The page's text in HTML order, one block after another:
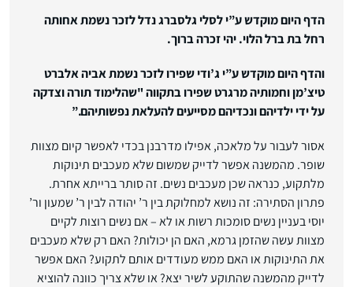
הדף היום מוקדש ע”י לסלי גלסברג נדל לזכר נשמת אחותה
רחל בת ברל הלוי. יהי זכרה ברוך.
והדף היום מוקדש ע”י ג’ודי שפירו לזכר נשמת אביה אלברט
טיצ’מן וחמותיה מרגרט שפירו בתקווה "שהלימוד תורה וצדקה
על ידי ילדיהם ונכדיהם מסייעים להעלאת נפשותיהם.”
אסור לעבור על מלאכה, אפילו מדרבנן בכדי לאפשר קיום מצוות
שופר. מהמשנה אפשר לדייק שמשום שלא מעכבים תינוקות
מלתקוע, כנראה שכן מעכבים נשים. זה סותר ברייתא אחרת.
פתרון הסתירה: זה נושא למחלוקת בין ר’ יהודה לבין ר’ שמעון ור’
יוסי בעניין נשים סומכות רשות או לא – אם נשים רוצות לקיים
מצוות עשה שהזמן גרמא, האם הן יכולות? האם רק שלא מעכבים
את התינוקות או האם ממש מעודדים אותם לתקוע? האם אפשר
לדייק מהמשנה שהתוקע לשיר יצא? או שלא צריך כוונה להוציא